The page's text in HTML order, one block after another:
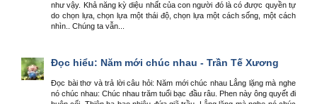
như vậy. Khả năng kỳ diệu nhất của con người đó là có được quyền tự
do chọn lựa, chọn lựa một thái độ, chọn lựa một cách sống, một cách
nhìn.. Chúng ta vẫn...
Đọc hiểu: Năm mới chúc nhau - Trần Tế Xương
Đọc bài thơ và trả lời câu hỏi: Năm mới chúc nhau Lẳng lặng mà nghe
nó chúc nhau: Chúc nhau trăm tuổi bạc đầu râu. Phen này ông quyết đi